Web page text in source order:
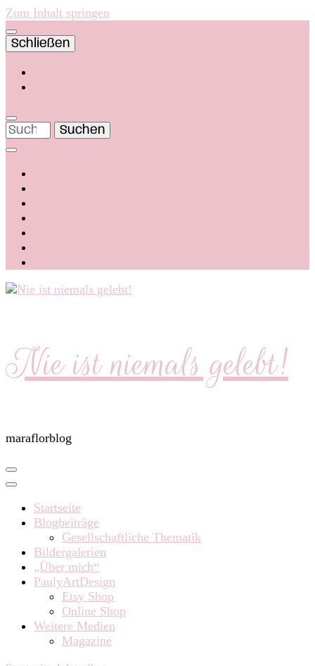
Zum Inhalt springen
Schließen
Suchen
nach:
Nie ist niemals gelebt!
maraflorblog
Startseite
Blogbeiträge
Gesellschaftliche Thematik
Bildergalerien
„Über mich“
PaulyArtDesign
Etsy Shop
Online Shop
Weitere Medien
Magazine